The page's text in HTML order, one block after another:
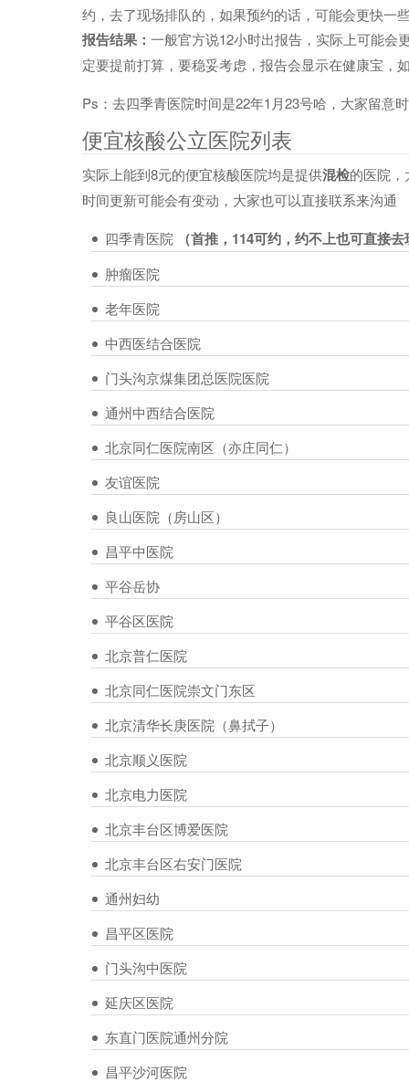
约，去了现场排队的，如果预约的话，可能会更快一
报告结果： 一般官方说12小时出报告，实际上可能会
定要提前打算，要稳妥考虑，报告会显示在健康宝，
Ps：去四季青医院时间是22年1月23号哈，大家留意
便宜核酸公立医院列表
实际上能到8元的便宜核酸医院均是提供混检的医院
时间更新可能会有变动，大家也可以直接联系来沟通
四季青医院
（首推，114可约，约不上也可直接
肿瘤医院
老年医院
中西医结合医院
门头沟京煤集团总医院医院
通州中西结合医院
北京同仁医院南区（亦庄同仁）
友谊医院
良山医院（房山区）
昌平中医院
平谷岳协
平谷区医院
北京普仁医院
北京同仁医院崇文门东区
北京清华长庚医院（鼻拭子）
北京顺义医院
北京电力医院
北京丰台区博爱医院
北京丰台区右安门医院
通州妇幼
昌平区医院
门头沟中医院
延庆区医院
东直门医院通州分院
昌平沙河医院